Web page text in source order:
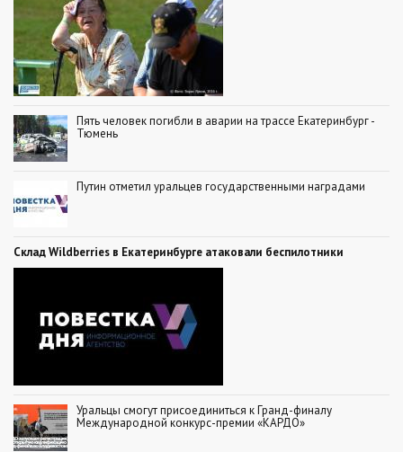
Пять человек погибли в аварии на трассе Екатеринбург -
Тюмень
Путин отметил уральцев государственными наградами
Склад Wildberries в Екатеринбурге атаковали беспилотники
Уральцы смогут присоединиться к Гранд-финалу
Международной конкурс-премии «КАРДО»